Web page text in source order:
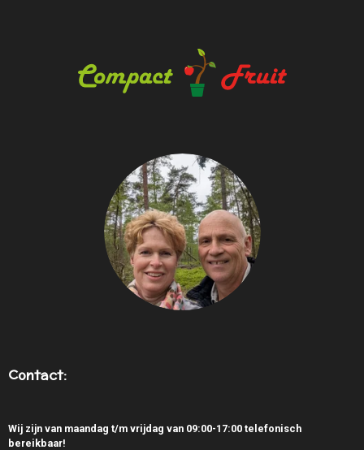
Contact:
Wij zijn van maandag t/m vrijdag van 09:00-17:00 telefonisch
bereikbaar!